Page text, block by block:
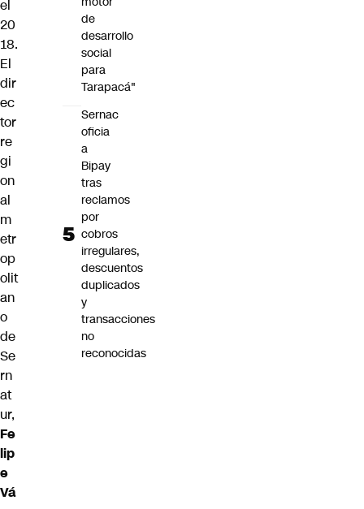
el
20
18.
El
dir
ec
tor
re
gi
on
al
m
etr
op
olit
an
o
de
Se
rn
at
ur,
Fe
lip
e
Vá
de
desarrollo
social
para
Tarapacá"
Sernac
oficia
a
Bipay
tras
reclamos
por
cobros
irregulares,
descuentos
duplicados
y
transacciones
no
reconocidas